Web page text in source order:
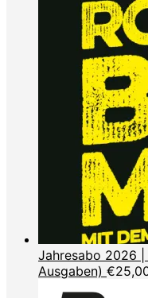
Jahresabo 2026
Ausgaben) €